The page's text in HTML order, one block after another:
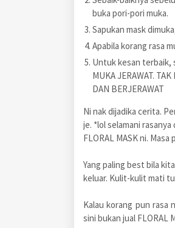
buka pori-pori muka.
Sapukan mask
Apabila korang rasa
Untuk kesan terbaik,
MUKA JERAWAT.
DAN BERJERAWAT
Ni nak dijadika cerita.
je. *lol selamani
FLORAL MASK ni.
Yang paling best bila
keluar. Kulit-kulit mati tu
Kalau korang pun rasa
sini bukan jual FLORAL